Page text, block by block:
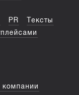
PR
Тексты
компании